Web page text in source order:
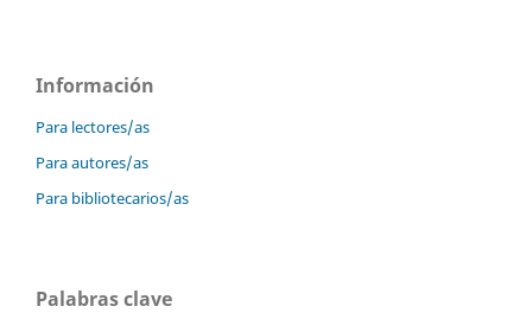
Información
Para lectores/as
Para autores/as
Para bibliotecarios/as
Palabras clave